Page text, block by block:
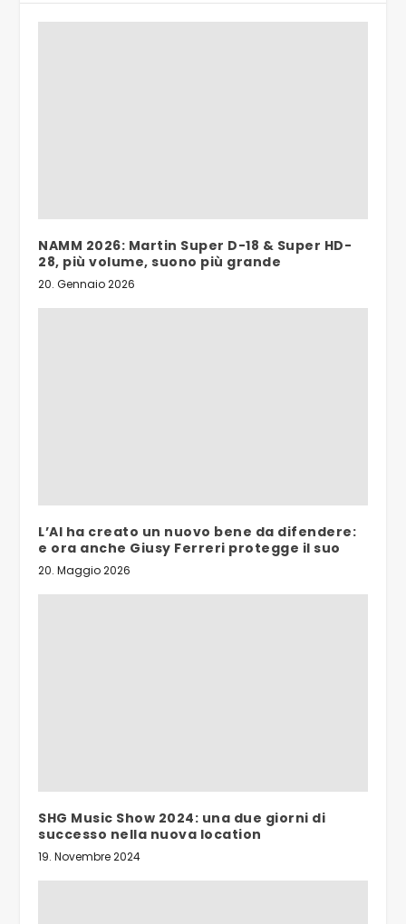
NAMM 2026: Martin Super D-18 & Super HD-
28, più volume, suono più grande
20. Gennaio 2026
L’AI ha creato un nuovo bene da difendere:
e ora anche Giusy Ferreri protegge il suo
20. Maggio 2026
SHG Music Show 2024: una due giorni di
successo nella nuova location
19. Novembre 2024